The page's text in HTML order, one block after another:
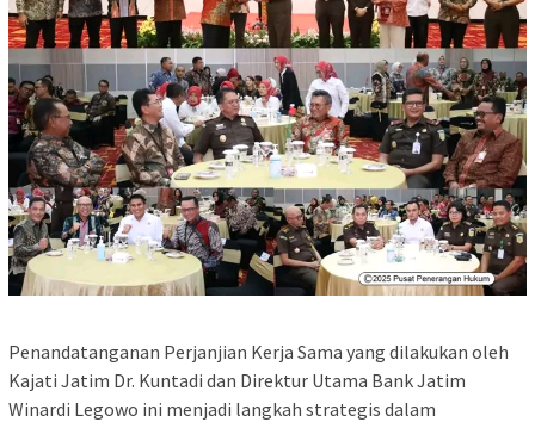
Penandatanganan Perjanjian Kerja Sama yang dilakukan oleh
Kajati Jatim Dr. Kuntadi dan Direktur Utama Bank Jatim
Winardi Legowo ini menjadi langkah strategis dalam